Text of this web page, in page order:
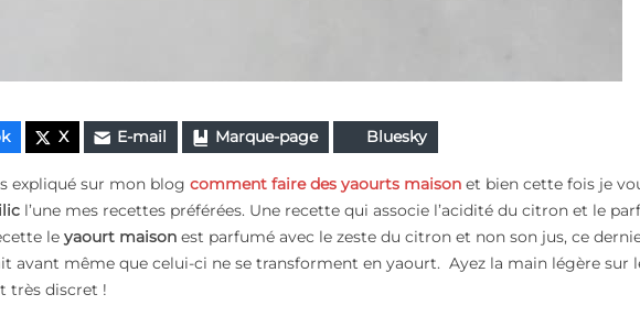
X E-mail Marque-page Bluesky
expliqué sur mon blog comment faire des yaourts maison et bien cette fois je
l’une mes recettes préférées. Une recette qui associe l’acidité du citron et le
le yaourt maison est parfumé avec le zeste du citron et non son jus, ce
avant même que celui-ci ne se transforment en yaourt. Ayez la main légère sur
très discret !